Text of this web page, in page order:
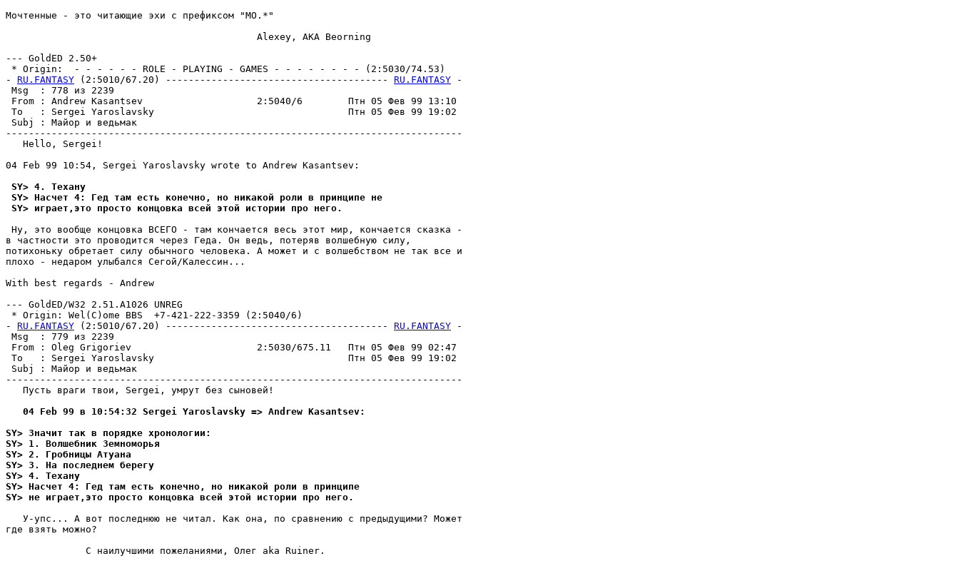
Мочтенные - это читающие эхи с префиксом "MO.*"
                                            Alexey, AKA Beorning
--- GoldED 2.50+
* Origin:  - - - - - - ROLE - PLAYING - GAMES - - - - - - - - (2:5030/74.53)
- RU.FANTASY (2:5010/67.20) --------------------------------------- RU.FANTASY -
Msg  : 778 из 2239
From : Andrew Kasantsev                    2:5040/6        Птн 05 Фев 99 13:10
To   : Sergei Yaroslavsky                                  Птн 05 Фев 99 19:02
Subj : Майор и ведьмак
--------------------------------------------------------------------------------
   Hello, Sergei!
04 Feb 99 10:54, Sergei Yaroslavsky wrote to Andrew Kasantsev:
SY> 4. Техану
SY> Насчет 4: Гед там есть конечно, но никакой роли в принципе не
SY> играет,это просто концовка всей этой истории про него.
Ну, это вообще концовка ВСЕГО - там кончается весь этот мир, кончается сказка -
в частности это проводится через Геда. Он ведь, потеряв волшебную силу,
потихоньку обретает силу обычного человека. А может и с волшебством не так все и
плохо - недаром улыбался Сегой/Калессин...
With best regards - Andrew
--- GoldED/W32 2.51.A1026 UNREG
* Origin: Wel(C)ome BBS  +7-421-222-3359 (2:5040/6)
- RU.FANTASY (2:5010/67.20) --------------------------------------- RU.FANTASY -
Msg  : 779 из 2239
From : Oleg Grigoriev                      2:5030/675.11   Птн 05 Фев 99 02:47
To   : Sergei Yaroslavsky                                  Птн 05 Фев 99 19:02
Subj : Майор и ведьмак
--------------------------------------------------------------------------------
   Пусть враги твои, Sergei, умрут без сыновей!
   04 Feb 99 в 10:54:32 Sergei Yaroslavsky => Andrew Kasantsev:
SY> Значит так в порядке хронологии:
SY> 1. Волшебник Земноморья
SY> 2. Гробницы Атуана
SY> 3. На последнем берегу
SY> 4. Техану
SY> Насчет 4: Гед там есть конечно, но никакой роли в принципе
SY> не играет,это просто концовка всей этой истории про него.
   У-упс... А вот последнюю не читал. Как она, по сравнению с предыдущими? Может
где взять можно?
              С наилучшими пожеланиями, Олег aka Ruiner.